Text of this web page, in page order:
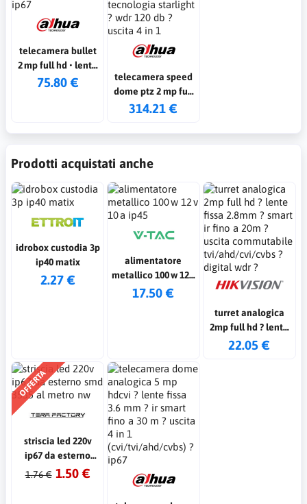
telecamera bullet
2 mp full hd • lente
fissa 3.6 mm • ir exir
75.80 €
telecamera speed
dome ptz 2 mp full
hd ? lente
mm (25 ) ?
? wdr 120 db ?
314.21 €
Prodotti acquistati anche
idrobox custodia 3p
ip40 matix
2.27 €
alimentatore
metallico 100 w 12 v
10 a ip45
17.50 €
turret analogica
2mp full hd ? lente
fissa 2.8mm ? smart
22.05 €
OFFERTA
striscia led 220v
ip67 da esterno
smd 3535 al metro
1.76 € 1.50 €